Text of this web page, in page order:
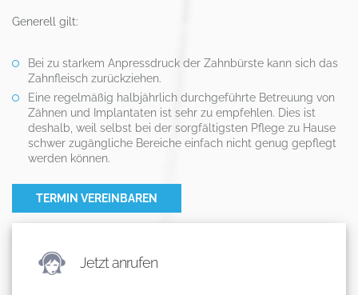
Generell gilt:
Bei zu starkem Anpressdruck der Zahnbürste kann sich das
Zahnfleisch zurückziehen.
Eine regelmäßig halbjährlich durchgeführte Betreuung von
Zähnen und Implantaten ist sehr zu empfehlen. Dies ist
deshalb, weil selbst bei der sorgfältigsten Pflege zu Hause
schwer zugängliche Bereiche einfach nicht genug gepflegt
werden können.
TERMIN VEREINBAREN
Jetzt anrufen